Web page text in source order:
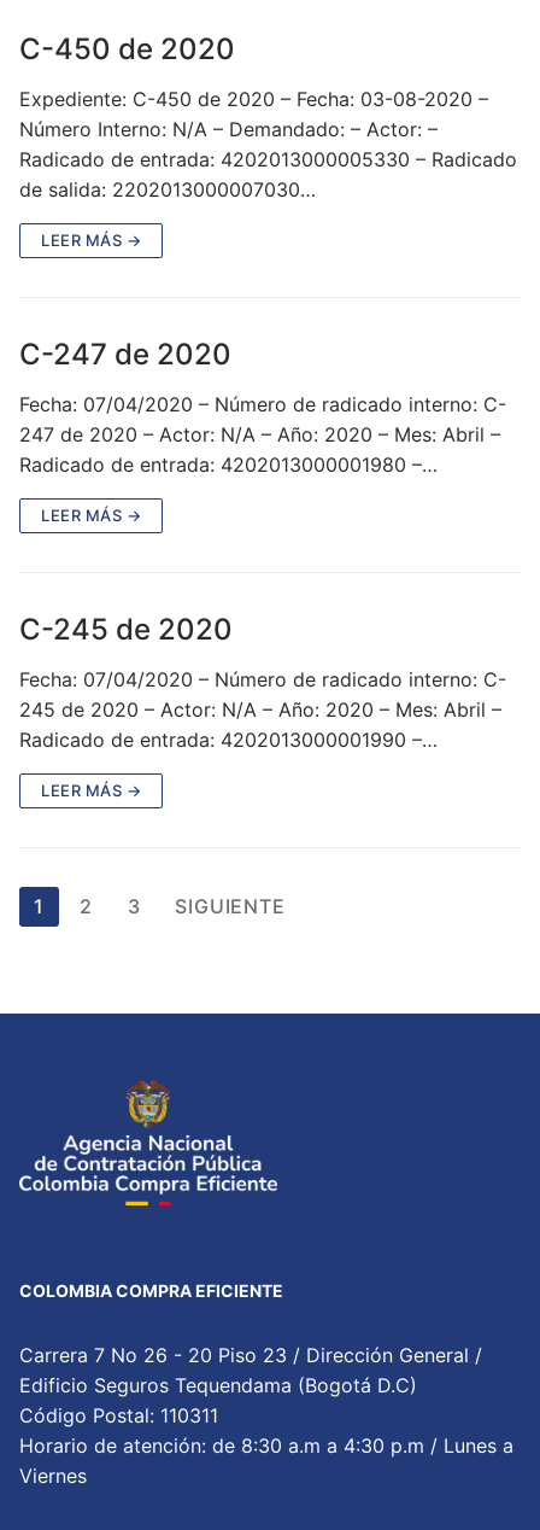
C-450 de 2020
Expediente: C-450 de 2020 – Fecha: 03-08-2020 –
Número Interno: N/A – Demandado: – Actor: –
Radicado de entrada: 4202013000005330 – Radicado
de salida: 2202013000007030…
LEER MÁS →
C-247 de 2020
Fecha: 07/04/2020 – Número de radicado interno: C-
247 de 2020 – Actor: N/A – Año: 2020 – Mes: Abril –
Radicado de entrada: 4202013000001980 –…
LEER MÁS →
C-245 de 2020
Fecha: 07/04/2020 – Número de radicado interno: C-
245 de 2020 – Actor: N/A – Año: 2020 – Mes: Abril –
Radicado de entrada: 4202013000001990 –…
LEER MÁS →
Paginación
de
1 2 3 SIGUIENTE
COLOMBIA COMPRA EFICIENTE
Carrera 7 No 26 - 20 Piso 23 / Dirección General /
Edificio Seguros Tequendama (Bogotá D.C)
Código Postal: 110311
Horario de atención: de 8:30 a.m a 4:30 p.m / Lunes a
Viernes